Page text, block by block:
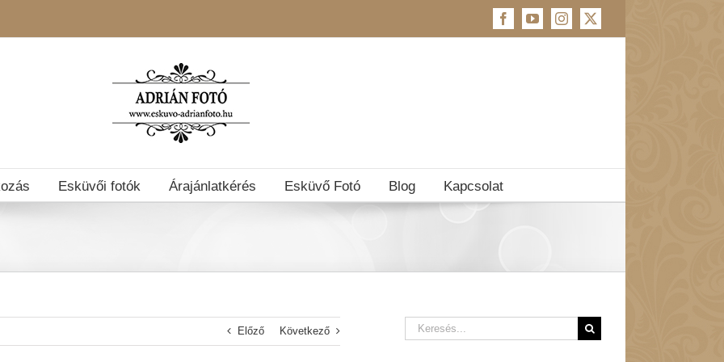
FacebookYouTubeInstagram
X
Esküvői fotók Árajánlatkérés Esküvő Fotó Blog Kapcsolat
Előző Következő
Keresés...